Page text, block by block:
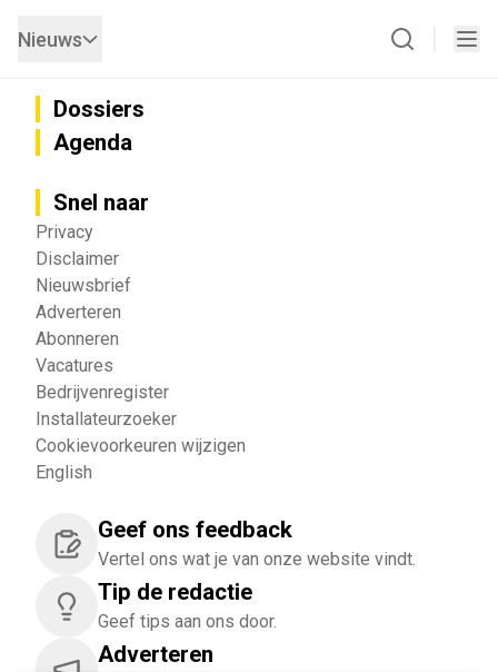
Nieuws
Dossiers
Agenda
Snel naar
Privacy
Disclaimer
Nieuwsbrief
Adverteren
Abonneren
Vacatures
Bedrijvenregister
Installateurzoeker
Cookievoorkeuren wijzigen
English
Geef ons feedback
Vertel ons wat je van onze website vindt.
Tip de redactie
Geef tips aan ons door.
Adverteren